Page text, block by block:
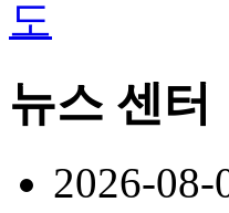
뉴스 센터
2026-08-